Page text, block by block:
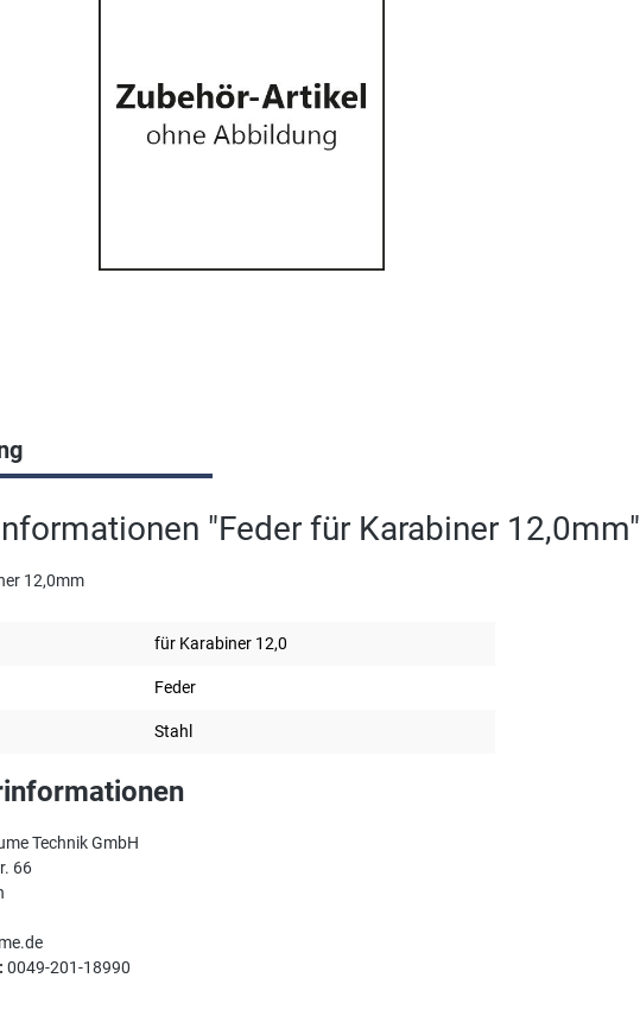
"Feder für Karabiner 12,0mm"
12,0mm
für Karabiner 12,0
Feder
Stahl
Technik GmbH
66
0049-201-18990